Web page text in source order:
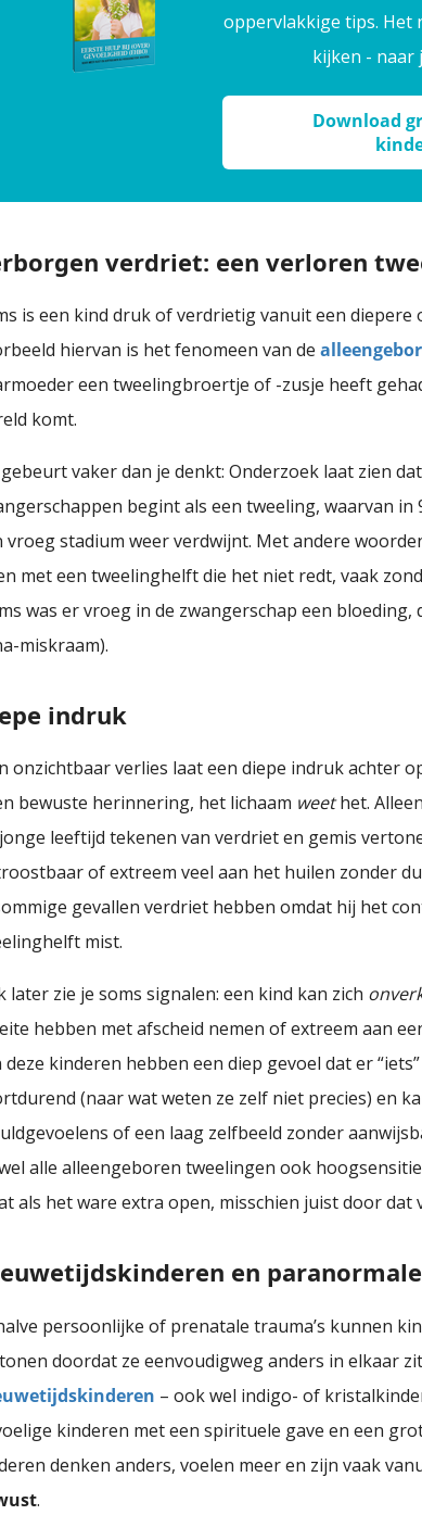
oppervlakkige tips. Het
kijken - naar
Download
verdriet: een verloren
is een kind druk of verdrietig vanuit een diepere
hiervan is het fenomeen van de
een tweelingbroertje of -zusje heeft
komt.
vaker dan je denkt: Onderzoek laat zien
begint als een tweeling, waarvan in
vroeg stadium weer verdwijnt. Met andere
met een tweelinghelft die het niet redt, vaak
was er vroeg in de zwangerschap een bloeding,
miskraam).
indruk
onzichtbaar verlies laat een diepe indruk achter
bewuste herinnering, het lichaam weethet.
leeftijd tekenen van verdriet en gemis
of extreem veel aan het huilen zonder
gevallen verdriet hebben omdat hij het
mist.
later zie je soms signalen: een kind kan zich
hebben met afscheid nemen of extreem aan
deze kinderen hebben een diep gevoel dat er
(naar wat weten ze zelf niet precies) en
of een laag zelfbeeld zonder
alle alleengeboren tweelingen ook
als het ware extra open, misschien juist door dat
en
persoonlijke of prenatale trauma’s kunnen
doordat ze eenvoudigweg anders in elkaar
– ook wel indigo- of
kinderen met een spirituele gave en een
denken anders, voelen meer en zijn vaak
.